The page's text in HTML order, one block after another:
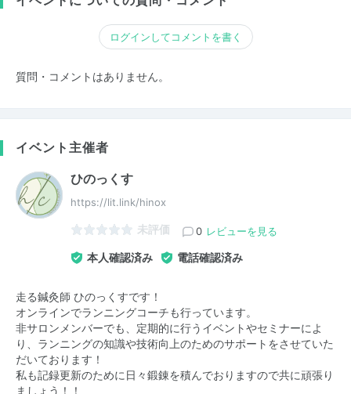
ログインしてコメントを書く
質問・コメントはありません。
イベント主催者
ひのっくす
https://lit.link/hinox
未評価 0 レビューを見る
本人確認済み 電話確認済み
走る鍼灸師 ひのっくすです！
オンラインでランニングコーチも行っています。
非サロンメンバーでも、定期的に行うイベントやセミナーによ
り、ランニングの知識や技術向上のためのサポートをさせていた
だいております！
私も記録更新のために日々鍛錬を積んでおりますので共に頑張り
ましょう！！